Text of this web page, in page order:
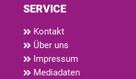
SERVICE
Kontakt
Über uns
Impressum
Mediadaten